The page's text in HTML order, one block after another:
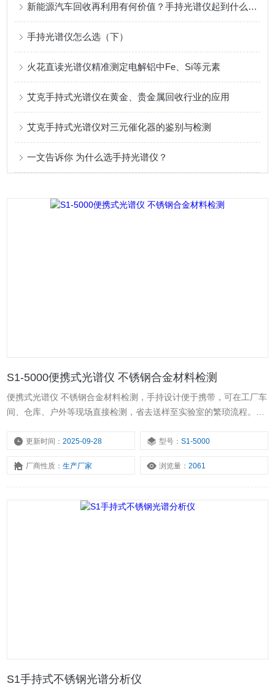
新能源汽车回收再利用有何价值？手持光谱仪起到什么作用呢？
手持光谱仪怎么选（下）
火花直读光谱仪精准测定电解铝中Fe、Si等元素
艾克手持式光谱仪在黄金、贵金属回收行业的应用
艾克手持式光谱仪对三元催化器的鉴别与检测
一文告诉你 为什么选手持光谱仪？
S1-5000便携式光谱仪 不锈钢合金材料检测
便携式光谱仪 不锈钢合金材料检测，手持设计便于携带，可在工厂车
间、仓库、户外等现场直接检测，省去送样至实验室的繁琐流程。几
速分拣或生产过程中的实时监控。
更新时间：2025-09-28 型号：S1-5000
厂商性质：生产厂家 浏览量：2061
S1手持式不锈钢光谱分析仪